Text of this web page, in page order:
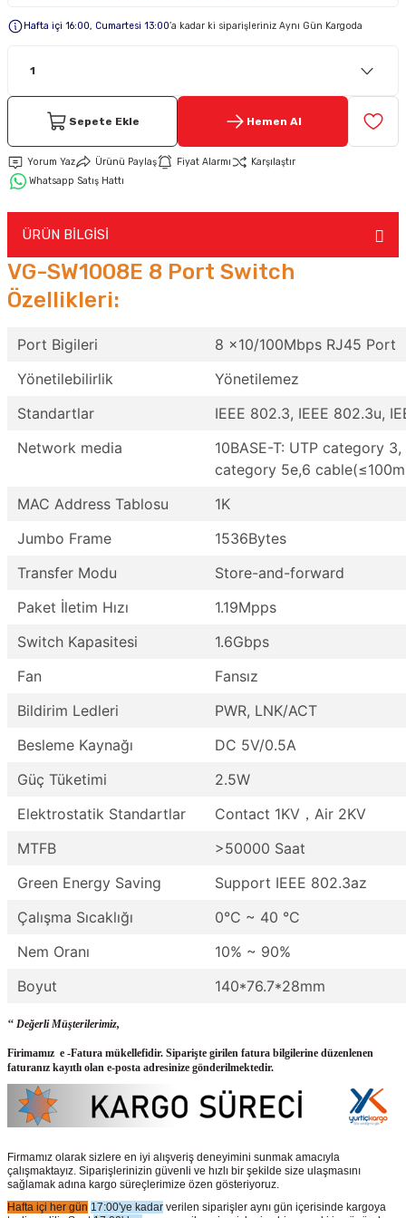
Hafta içi 16:00, Cumartesi 13:00’a kadar ki siparişleriniz Aynı Gün Kargoda
Sepete Ekle Hemen Al
Yorum Yaz Ürünü Paylaş Fiyat Alarmı
Karşılaştır
Whatsapp Satış Hattı
ÜRÜN BİLGİSİ
VG-SW1008E 8 Port Switch
Özellikleri:
Port Bigileri
8 x10/100Mbps RJ45 Port
Yönetilebilirlik
Yönetilemez
Standartlar
IEEE 802.3, IEEE 802.3u,
Network media
10BASE-T: UTP category
category 5e,6
MAC Address Tablosu
1K
Jumbo Frame
1536Bytes
Transfer Modu
Store-and-forward
Paket İletim Hızı
1.19Mpps
Switch Kapasitesi
1.6Gbps
Fan
Fansız
Bildirim Ledleri
PWR, LNK/ACT
Besleme Kaynağı
DC 5V/0.5A
Güç Tüketimi
2.5W
Elektrostatik Standartlar
Contact 1KV，Air 2KV
MTFB
>50000 Saat
Green Energy Saving
Support IEEE 802.3az
Çalışma Sıcaklığı
0°C ~ 40 °C
Nem Oranı
10% ~ 90%
Boyut
140*76.7*28mm
‘‘ Değerli Müşterilerimiz,
Firimamız e -Fatura mükellefidir. Siparişte girilen fatura bilgilerine düzenlenen
faturanız kayıtlı olan e-posta adresinize gönderilmektedir.
Firmamız olarak sizlere en iyi alışveriş deneyimini sunmak amacıyla
çalışmaktayız. Siparişlerinizin güvenli ve hızlı bir şekilde size ulaşmasını
sağlamak adına kargo süreçlerimize özen gösteriyoruz.
Hafta içi her gün 17:00'ye kadar verilen siparişler aynı gün içerisinde kargoya